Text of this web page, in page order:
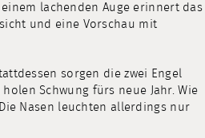
lachenden Auge erinnert das
und eine Vorschau mit
sorgen die zwei Engel
Schwung fürs neue Jahr. Wie
Nasen leuchten allerdings nur